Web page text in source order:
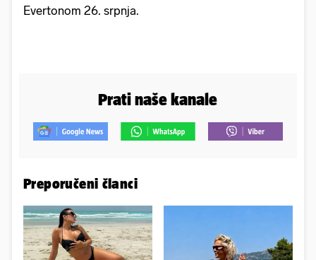
Evertonom 26. srpnja.
Prati naše kanale
Preporučeni članci